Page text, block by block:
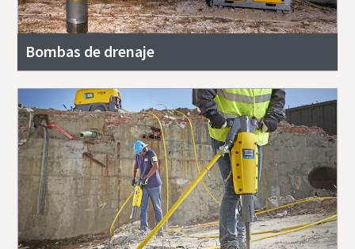
Bombas de drenaje